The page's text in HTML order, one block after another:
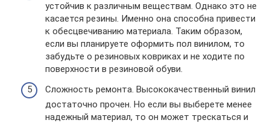
устойчив к различным веществам. Однако это не
касается резины. Именно она способна привести
к обесцвечиванию материала. Таким образом,
если вы планируете оформить пол винилом, то
забудьте о резиновых ковриках и не ходите по
поверхности в резиновой обуви.
Сложность ремонта. Высококачественный винил
достаточно прочен. Но если вы выберете менее
надежный материал, то он может трескаться и